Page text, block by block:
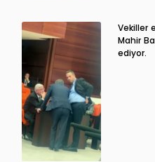
Vekiller
Mahir
ediyor.